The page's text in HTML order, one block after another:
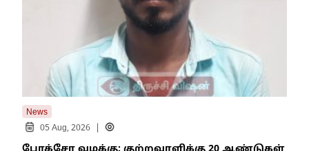
News
05 Aug, 2026